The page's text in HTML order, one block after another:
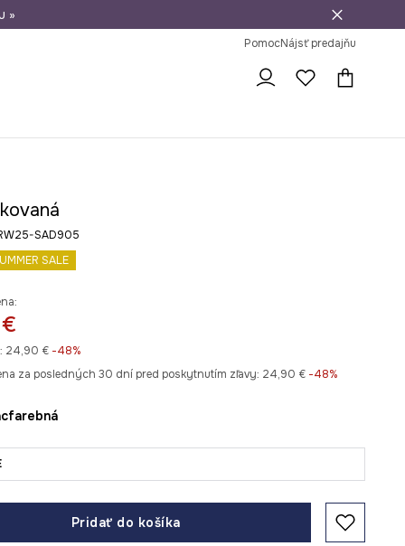
tovaru
»
PomocNájsť predajňu
SAD905
SALE
24,90 €-48%
za posledných 30 dní pred poskytnutím zľavy: 24,90 € -48%
Pridať do košíka